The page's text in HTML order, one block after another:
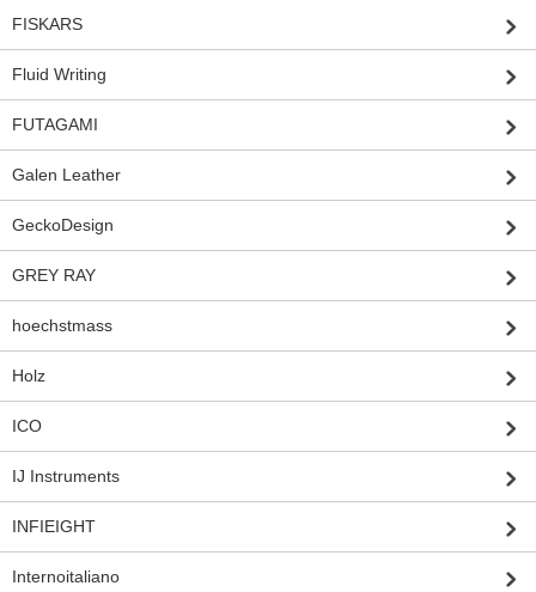
FISKARS
Fluid Writing
FUTAGAMI
Galen Leather
GeckoDesign
GREY RAY
hoechstmass
Holz
ICO
IJ Instruments
INFIEIGHT
Internoitaliano